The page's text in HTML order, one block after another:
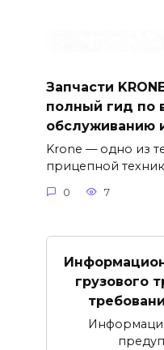
Запчасти
полный гид по
обслуживанию
Krone — одно из
прицепной
0 7
грузового